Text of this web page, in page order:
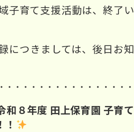
子育て支援活動は、終了い
につきましては、後日お知
・・・・・・・・・・・・・・・
和８年度 田上保育園 子育て